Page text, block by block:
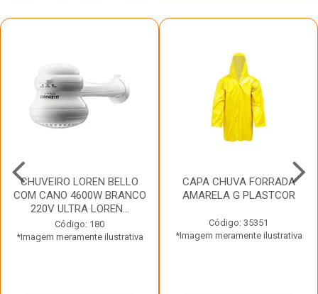
CHUVEIRO LOREN BELLO
COM CANO 4600W BRANCO
220V ULTRA LOREN...
Código: 180
*Imagem meramente ilustrativa
CAPA CHUVA FORRADA
AMARELA G PLASTCOR
Código: 35351
*Imagem meramente ilustrativa